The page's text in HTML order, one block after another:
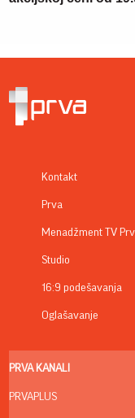
Kontakt
Prva
Menadžment TV
Studio
16:9 podešavanja
Oglašavanje
PRVA KANALI
PRVAPLUS